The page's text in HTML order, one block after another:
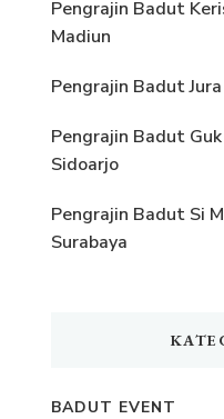
Pengrajin Badut
Madiun
Pengrajin Badut
Pengrajin Badut Guk
Sidoarjo
Pengrajin Badut Si
Surabaya
BADUT EVENT